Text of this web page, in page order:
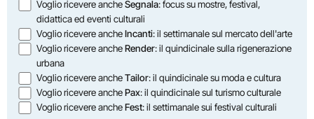
Opzioni
Voglio ricevere ancheSegnala: focus su mostre, festival,
didattica ed eventi culturali
Voglio ricevere ancheIncanti: il settimanale sul mercato dell'arte
Voglio ricevere ancheRender: il quindicinale sulla rigenerazione
urbana
Voglio ricevere ancheTailor: il quindicinale su moda e cultura
Voglio ricevere anchePax: il quindicinale sul turismo culturale
Voglio ricevere ancheFest: il settimanale sui festival culturali